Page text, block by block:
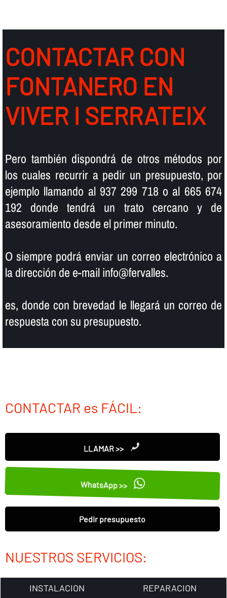
CONTACTAR CON
FONTANERO EN
VIVER I SERRATEIX
Pero también dispondrá de otros métodos por
los cuales recurrir a pedir un presupuesto, por
ejemplo llamando al 937 299 718 o al 665 674
192 donde tendrá un trato cercano y de
asesoramiento desde el primer minuto.
O siempre podrá enviar un correo electrónico a
la dirección de e-mail info@fervalles.
es, donde con brevedad le llegará un correo de
respuesta con su presupuesto.
CONTACTAR es FÁCIL:
LLAMAR >>
WhatsApp >>
Pedir presupuesto
NUESTROS SERVICIOS:
INSTALACION
REPARACION